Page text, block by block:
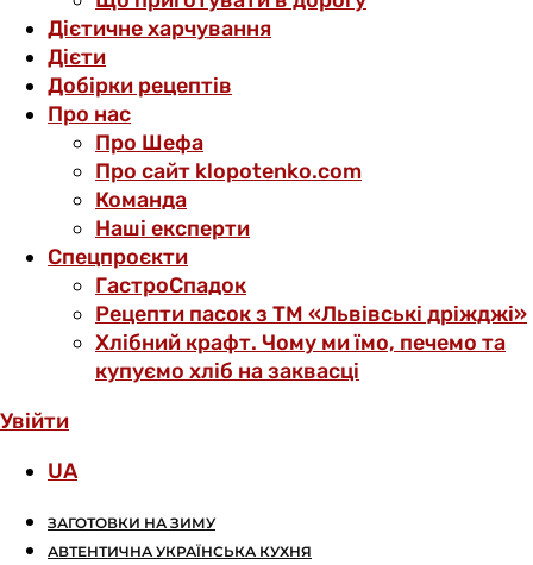
Дієтичне харчування
Дієти
Добірки рецептів
Про нас
Про Шефа
Про сайт klopotenko.com
Команда
Наші експерти
Спецпроєкти
ГастроСпадок
Рецепти пасок з ТМ «Львівські дріжджі»
Хлібний крафт. Чому ми їмо, печемо та
купуємо хліб на заквасці
Увійти
UA
ЗАГОТОВКИ НА ЗИМУ
АВТЕНТИЧНА УКРАЇНСЬКА КУХНЯ